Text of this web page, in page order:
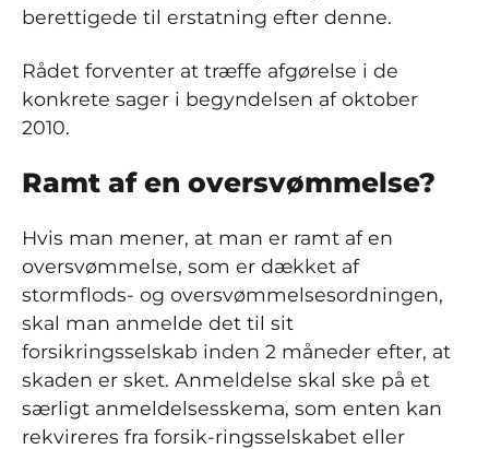
berettigede til erstatning efter denne.
Rådet forventer at træffe afgørelse i de
konkrete sager i begyndelsen af oktober
2010.
Ramt af en oversvømmelse?
Hvis man mener, at man er ramt af en
oversvømmelse, som er dækket af
stormflods- og oversvømmelsesordningen,
skal man anmelde det til sit
forsikringsselskab inden 2 måneder efter, at
skaden er sket. Anmeldelse skal ske på et
særligt anmeldelsesskema, som enten kan
rekvireres fra forsik-ringsselskabet eller